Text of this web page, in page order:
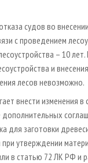
судов во
с проведением
– 10
и
лесов невозможно.
внести изменения
дополнительных
для заготовки
утверждении
в статью 72 ЛК РФ и